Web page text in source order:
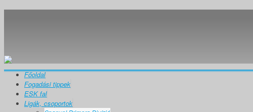
Főoldal
Fogadási tippek
ESK fal
Ligák, csoportok